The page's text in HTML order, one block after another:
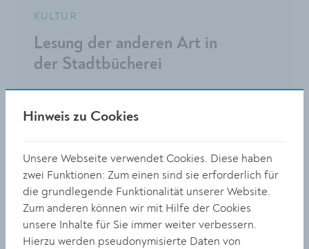
KULTUR
Lesung der anderen Art in
der Stadtbücherei
KULTUR
Kremser
Nachwuchskünstler stellt
aus
Hinweis zu Cookies
Unsere Webseite verwendet Cookies. Diese haben
zwei Funktionen: Zum einen sind sie erforderlich für
die grundlegende Funktionalität unserer Website.
Zum anderen können wir mit Hilfe der Cookies
unsere Inhalte für Sie immer weiter verbessern.
Hierzu werden pseudonymisierte Daten von